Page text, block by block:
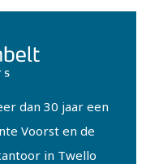
dan 30 jaar een
Voorst en de
in Twello